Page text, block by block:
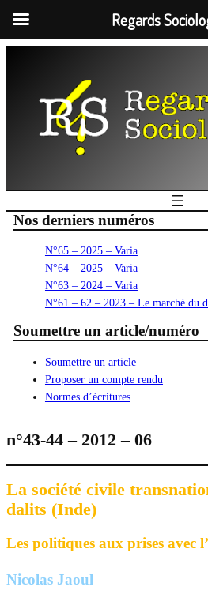
Nos derniers numéros
N°65 – 2025 – Varia
N°64 – 2025 – Varia
N°63 – 2024 – Varia
N°61 – 62 – 2023 – Le marché du
Soumettre un article/numéro
Soumettre un article
Proposer un compte rendu
Normes d’écritures
n°43-44 – 2012 – 06
La société civile
dalits (Inde)
Les politiques aux prises avec
Nicolas Jaoul
Regards